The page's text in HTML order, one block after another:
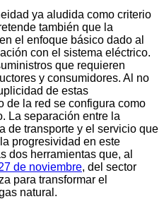
ya aludida como criterio
también que la
el enfoque básico dado al
con el sistema eléctrico.
que requieren
y consumidores. Al no
de estas
de la red se configura como
La separación entre la
de transporte y el servicio que
progresividad en este
dos herramientas que, al
de noviembre, del sector
para transformar el
natural.